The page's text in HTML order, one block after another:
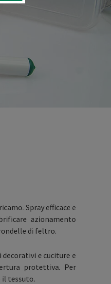
Spray efficace e
azionamento
di feltro.
e cuciture e
protettiva. Per
il tessuto.